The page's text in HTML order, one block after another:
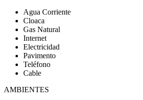
Agua Corriente
Cloaca
Gas Natural
Internet
Electricidad
Pavimento
Teléfono
Cable
AMBIENTES